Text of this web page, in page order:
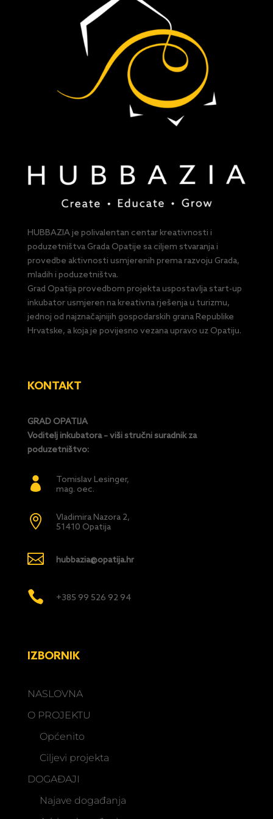
HUBBAZIA je polivalentan centar kreativnosti i
poduzetništva Grada Opatije sa ciljem stvaranja i
provedbe aktivnosti usmjerenih prema razvoju Grada,
mladih i poduzetništva.
Grad Opatija provedbom projekta uspostavlja start-up
inkubator usmjeren na kreativna rješenja u turizmu,
jednoj od najznačajnijih gospodarskih grana Republike
Hrvatske, a koja je povijesno vezana upravo uz Opatiju.
KONTAKT
GRAD OPATIJA
Voditelj inkubatora – viši stručni suradnik za
poduzetništvo:

Tomislav Lesinger,
mag. oec.

Vladimira Nazora 2,
51410 Opatija
 hubbazia@opatija.hr
 +385 99 526 92 94
IZBORNIK
NASLOVNA
O PROJEKTU
Općenito
Ciljevi projekta
DOGAĐAJI
Najave događanja